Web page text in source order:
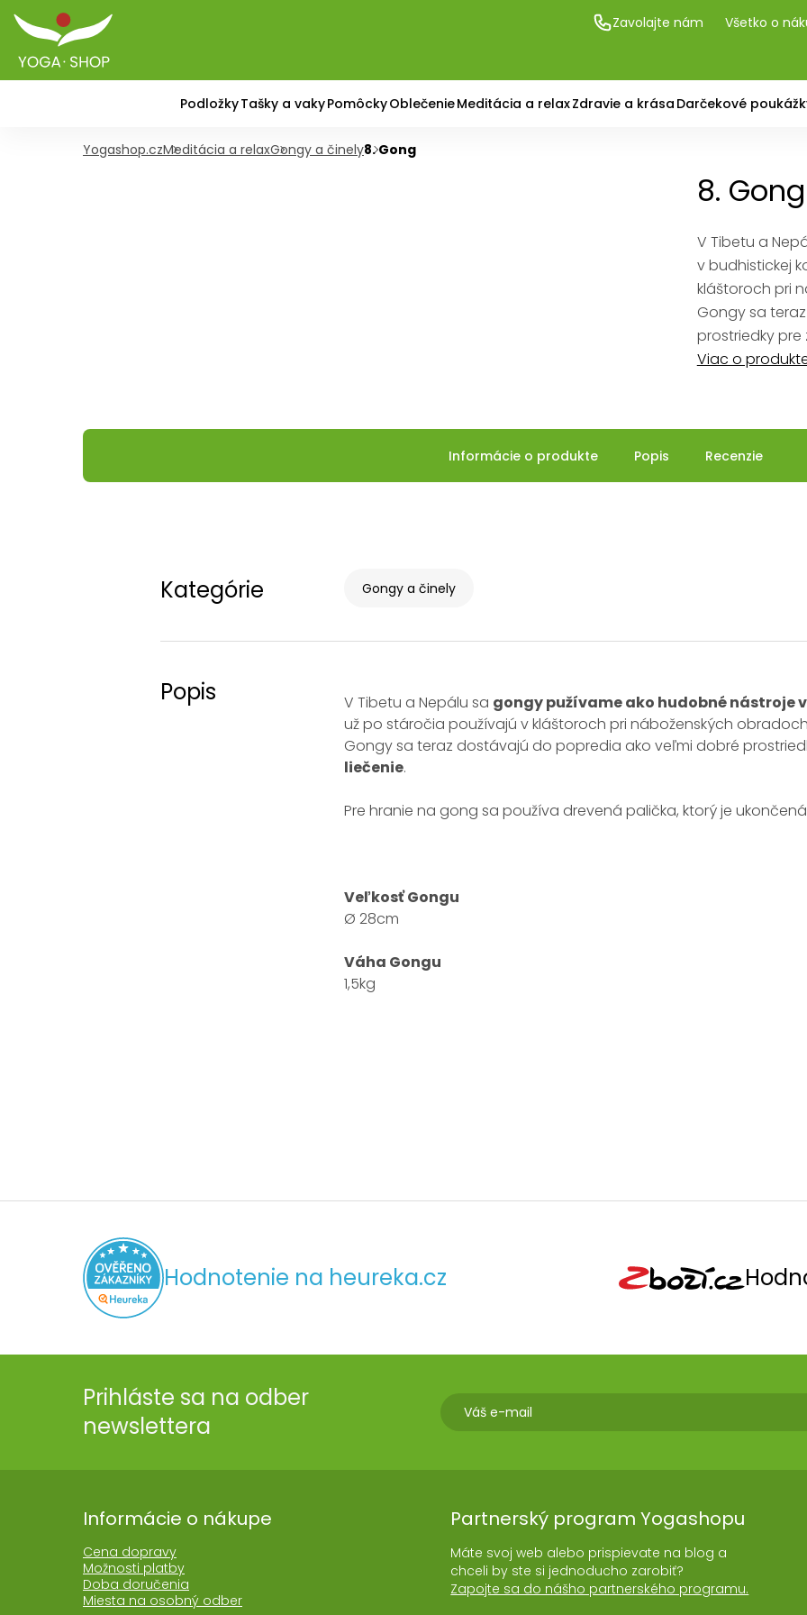
Zavolajte nám Všetko o
PodložkyTašky a vakyPomôckyOblečenieMeditácia a relaxZdravie a krása Darčekové
Yogashop.czMeditácia a relaxGongy a činely8. Gong
8. Gong
V Tibetu a
v budhistickej
kláštoroch pri
Gongy sa
prostriedky pre
Viac o
Informácie o produkte Popis Recenzie
Kategórie Gongy a činely
Popis V Tibetu a Nepálu sa gongy pužívame ako hudobné nástroje
už po stáročia používajú v kláštoroch pri náboženských
Gongy sa teraz dostávajú do popredia ako veľmi dobré
liečenie.
Pre hranie na gong sa používa drevená palička, ktorý je
Veľkosť Gongu
Ø 28cm
Váha Gongu
1,5kg
Hodnotenie na heureka.cz
Prihláste sa na odber
newslettera
Informácie o nákupe
Cena dopravy
Možnosti platby
Doba doručenia
Miesta na osobný odber
Partnerský program Yogashopu
Máte svoj web alebo prispievate na blog a
chceli by ste si jednoducho zarobiť?
Zapojte sa do nášho partnerského programu.